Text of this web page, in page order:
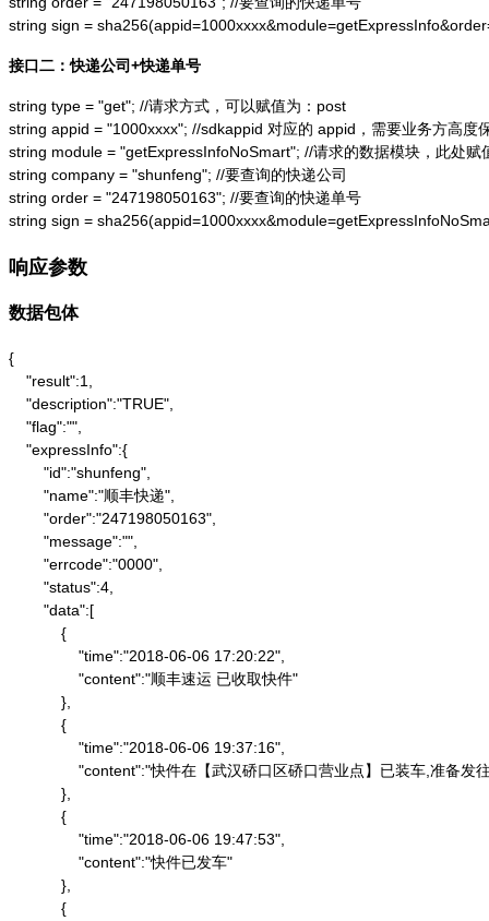
string sign =
接口二：快递公司+快递单号
string type = "get"; //请求方式，可以赋值为：post
string appid = "1000xxxx"; //sdkappid 对应的 appid，需要业务方高度
string module = "getExpressInfoNoSmart"; //请求的数据模块，此处赋
string company = "shunfeng"; //要查询的快递公司
string order = "247198050163"; //要查询的快递单号
string sign =
响应参数
数据包体
{
    "result":1,
    "description":"TRUE",
    "flag":"",
    "expressInfo":{
        "id":"shunfeng",
        "name":"顺丰快递",
        "order":"247198050163",
        "message":"",
        "errcode":"0000",
        "status":4,
        "data":[
            {
                "time":"2018-06-06 17:20:22",
                "content":"顺丰速运 已收取快件"
            },
            {
                "time":"2018-06-06 19:37:16",
"content":"快件在【武汉硚口区硚口营业点】已装车,准备
            },
            {
                "time":"2018-06-06 19:47:53",
                "content":"快件已发车"
            },
            {